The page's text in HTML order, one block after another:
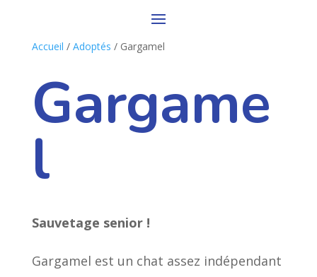
Accueil / Adoptés / Gargamel
Gargame
l
Sauvetage senior !
Gargamel est un chat assez indépendant